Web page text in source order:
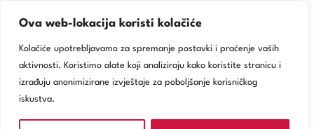
Ova web-lokacija koristi kolačiće
Kolačiće upotrebljavamo za spremanje postavki i praćenje vaših
aktivnosti. Koristimo alate koji analiziraju kako koristite stranicu i
izrađuju anonimizirane izvještaje za poboljšanje korisničkog
iskustva.